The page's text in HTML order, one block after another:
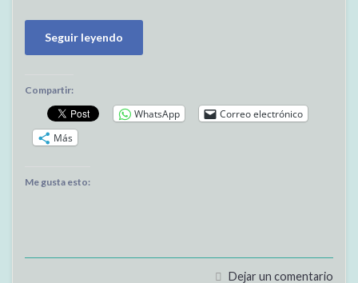
Seguir leyendo
Compartir:
WhatsApp
Correo electrónico
Más
Me gusta esto:
Dejar un comentario